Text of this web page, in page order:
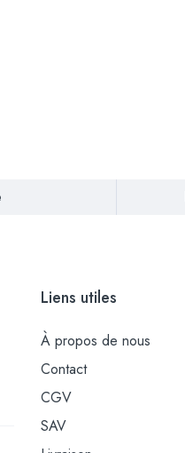
Liens utiles
À propos de nous
Contact
CGV
SAV